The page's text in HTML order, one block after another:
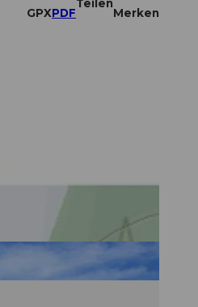
GPXPDF
Teilen
Merken